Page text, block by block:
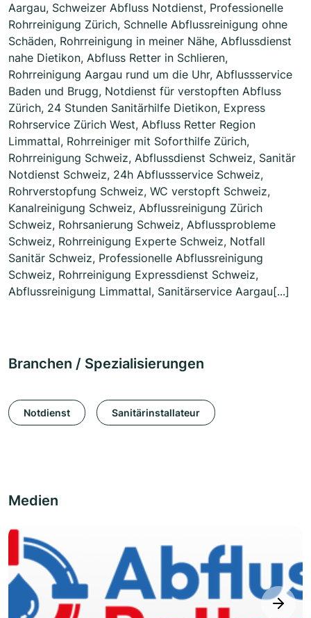
Aargau, Schweizer Abfluss Notdienst, Professionelle
Rohrreinigung Zürich, Schnelle Abflussreinigung ohne
Schäden, Rohrreinigung in meiner Nähe, Abflussdienst
nahe Dietikon, Abfluss Retter in Schlieren,
Rohrreinigung Aargau rund um die Uhr, Abflussservice
Baden und Brugg, Notdienst für verstopften Abfluss
Zürich, 24 Stunden Sanitärhilfe Dietikon, Express
Rohrservice Zürich West, Abfluss Retter Region
Limmattal, Rohrreiniger mit Soforthilfe Zürich,
Rohrreinigung Schweiz, Abflussdienst Schweiz, Sanitär
Notdienst Schweiz, 24h Abflussservice Schweiz,
Rohrverstopfung Schweiz, WC verstopft Schweiz,
Kanalreinigung Schweiz, Abflussreinigung Zürich
Schweiz, Rohrsanierung Schweiz, Abflussprobleme
Schweiz, Rohrreinigung Experte Schweiz, Notfall
Sanitär Schweiz, Professionelle Abflussreinigung
Schweiz, Rohrreinigung Expressdienst Schweiz,
Abflussreinigung Limmattal, Sanitärservice Aargau[...]
Branchen / Spezialisierungen
Notdienst Sanitärinstallateur
Medien
next